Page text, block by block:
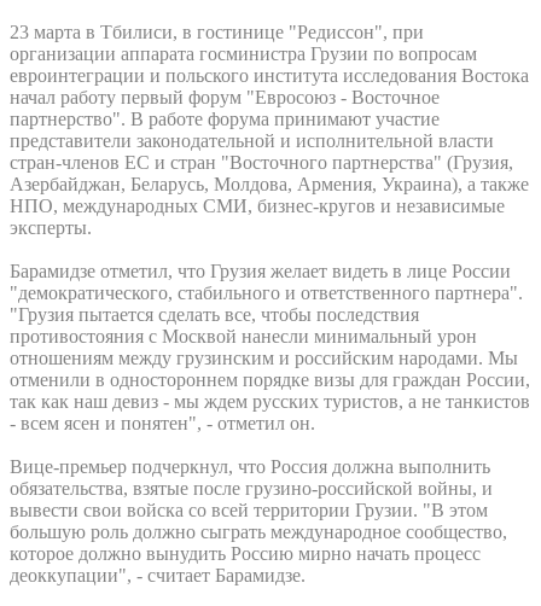
23 марта в Тбилиси, в гостинице "Редиссон", при
организации аппарата госминистра Грузии по вопросам
евроинтеграции и польского института исследования Востока
начал работу первый форум "Евросоюз - Восточное
партнерство". В работе форума принимают участие
представители законодательной и исполнительной власти
стран-членов ЕС и стран "Восточного партнерства" (Грузия,
Азербайджан, Беларусь, Молдова, Армения, Украина), а также
НПО, международных СМИ, бизнес-кругов и независимые
эксперты.
Барамидзе отметил, что Грузия желает видеть в лице России
"демократического, стабильного и ответственного партнера".
"Грузия пытается сделать все, чтобы последствия
противостояния с Москвой нанесли минимальный урон
отношениям между грузинским и российским народами. Мы
отменили в одностороннем порядке визы для граждан России,
так как наш девиз - мы ждем русских туристов, а не танкистов
- всем ясен и понятен", - отметил он.
Вице-премьер подчеркнул, что Россия должна выполнить
обязательства, взятые после грузино-российской войны, и
вывести свои войска со всей территории Грузии. "В этом
большую роль должно сыграть международное сообщество,
которое должно вынудить Россию мирно начать процесс
деоккупации", - считает Барамидзе.